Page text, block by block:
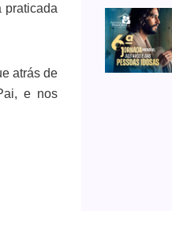
praticada
atrás de
e nos